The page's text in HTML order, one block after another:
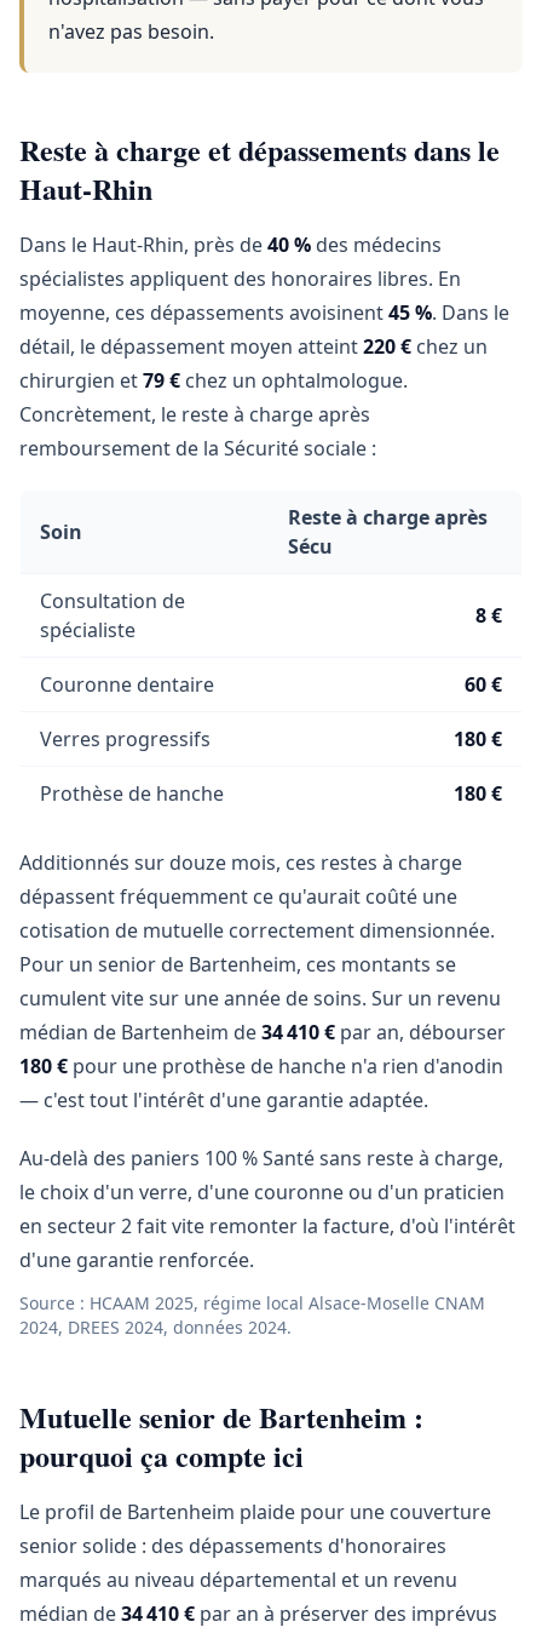
n'avez pas besoin.
Reste à charge et dépassements dans le
Haut-Rhin
Dans le Haut-Rhin, près de40 % des médecins
spécialistes appliquent des honoraires libres. En
moyenne, ces dépassements avoisinent45 %. Dans le
détail, le dépassement moyen atteint220 € chez un
chirurgien et79 € chez un ophtalmologue.
Concrètement, le reste à charge après
remboursement de la Sécurité sociale :
Soin
Reste à charge après
Sécu
Consultation de
spécialiste
8 €
Couronne dentaire 60 €
Verres progressifs 180 €
Prothèse de hanche 180 €
Additionnés sur douze mois, ces restes à charge
dépassent fréquemment ce qu'aurait coûté une
cotisation de mutuelle correctement dimensionnée.
Pour un senior de Bartenheim, ces montants se
cumulent vite sur une année de soins. Sur un revenu
médian de Bartenheim de34 410 € par an, débourser
180 € pour une prothèse de hanche n'a rien d'anodin
— c'est tout l'intérêt d'une garantie adaptée.
Au-delà des paniers 100 % Santé sans reste à charge,
le choix d'un verre, d'une couronne ou d'un praticien
en secteur 2 fait vite remonter la facture, d'où l'intérêt
d'une garantie renforcée.
Source : HCAAM 2025, régime local Alsace-Moselle CNAM
2024, DREES 2024, données 2024.
Mutuelle senior de Bartenheim :
pourquoi ça compte ici
Le profil de Bartenheim plaide pour une couverture
senior solide : des dépassements d'honoraires
marqués au niveau départemental et un revenu
médian de34 410 € par an à préserver des imprévus